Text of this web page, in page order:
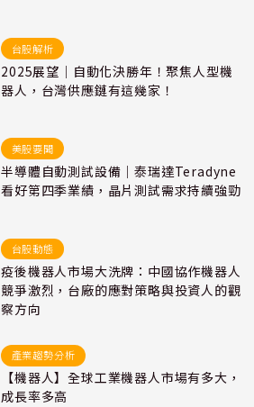
台股解析
2025展望｜自動化決勝年！聚焦人型機
器人，台灣供應鏈有這幾家！
美股要聞
半導體自動測試設備｜泰瑞達Teradyne
看好第四季業績，晶片測試需求持續強勁
台股動態
疫後機器人市場大洗牌：中國協作機器人
競爭激烈，台廠的應對策略與投資人的觀
察方向
產業趨勢分析
【機器人】全球工業機器人市場有多大，
成長率多高